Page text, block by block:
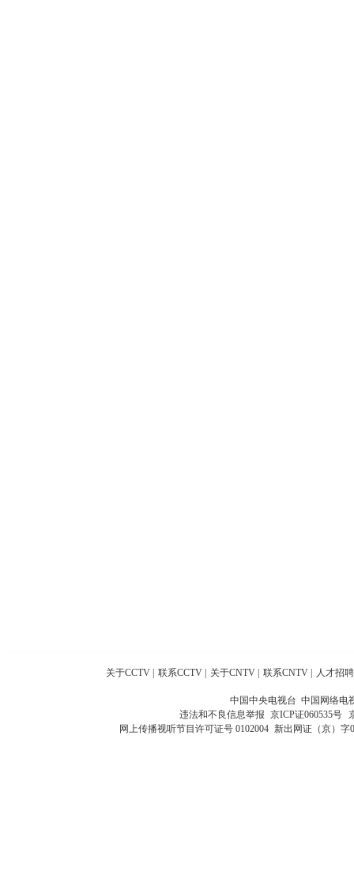
关于CCTV 联系CCTV 关于CNTV 联系CNTV 人才招聘
中国中央电视台 中国网络电
违法和不良信息举报 京ICP证060535号
网上传播视听节目许可证号 0102004 新出网证（京）